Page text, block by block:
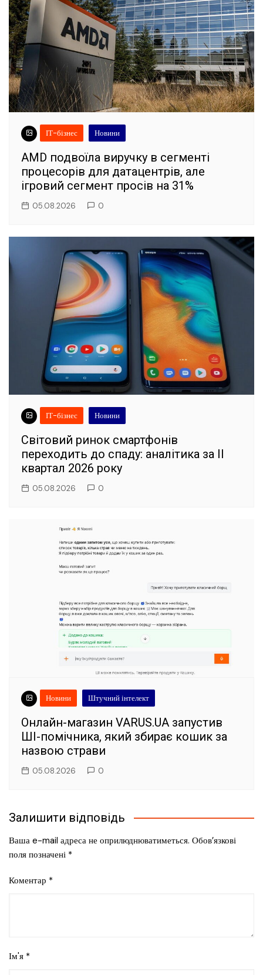
ІТ-бізнес Новини
AMD подвоїла виручку в сегменті
процесорів для датацентрів, але
ігровий сегмент просів на 31%
05.08.2026 0
ІТ-бізнес Новини
Світовий ринок смартфонів
переходить до спаду: аналітика за II
квартал 2026 року
05.08.2026 0
Новини Штучний інтелект
Онлайн-магазин VARUS.UA запустив
ШІ-помічника, який збирає кошик за
назвою страви
05.08.2026 0
Залишити відповідь
Ваша e-mail адреса не оприлюднюватиметься. Обов’язкові
поля позначені *
Коментар *
Ім'я *